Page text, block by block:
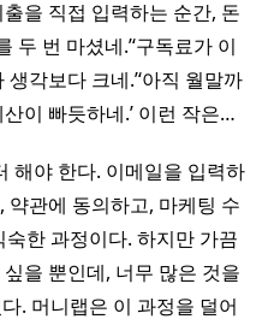
을 직접 입력하는 순간, 돈
두 번 마셨네.’‘구독료가 이
생각보다 크네.’‘아직 월말까
이 빠듯하네.’ 이런 작은…
해야 한다. 이메일을 입력하
약관에 동의하고, 마케팅 수
한 과정이다. 하지만 가끔
을 뿐인데, 너무 많은 것을
. 머니랩은 이 과정을 덜어